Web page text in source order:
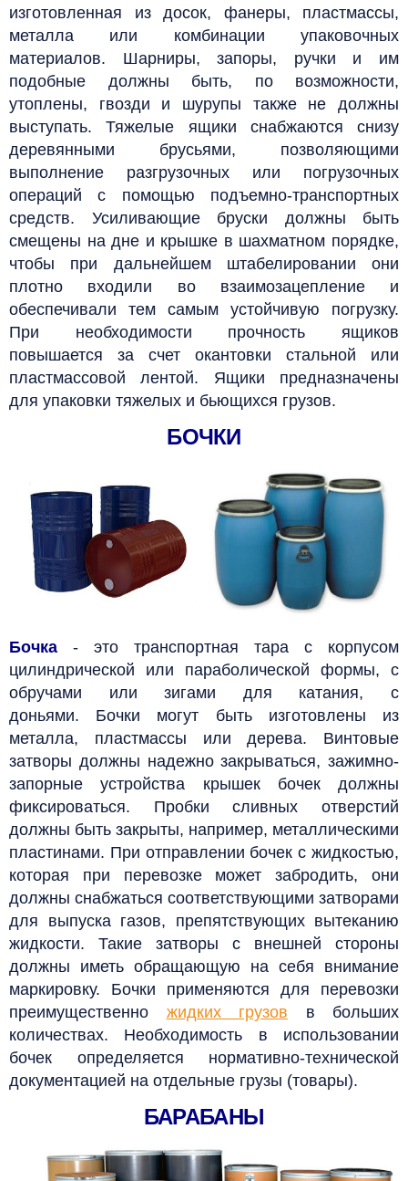
изготовленная из досок, фанеры, пластмассы,
металла или комбинации упаковочных
материалов. Шарниры, запоры, ручки и им
подобные должны быть, по возможности,
утоплены, гвозди и шурупы также не должны
выступать. Тяжелые ящики снабжаются снизу
деревянными брусьями, позволяющими
выполнение разгрузочных или погрузочных
операций с помощью подъемно-транспортных
средств. Усиливающие бруски должны быть
смещены на дне и крышке в шахматном порядке,
чтобы при дальнейшем штабелировании они
плотно входили во взаимозацепление и
обеспечивали тем самым устойчивую погрузку.
При необходимости прочность ящиков
повышается за счет окантовки стальной или
пластмассовой лентой. Ящики предназначены
для упаковки тяжелых и бьющихся грузов.
БОЧКИ
Бочка - это транспортная тара с корпусом
цилиндрической или параболической формы, с
обручами или зигами для катания, с
доньями. Бочки могут быть изготовлены из
металла, пластмассы или дерева. Винтовые
затворы должны надежно закрываться, зажимно-
запорные устройства крышек бочек должны
фиксироваться. Пробки сливных отверстий
должны быть закрыты, например, металлическими
пластинами. При отправлении бочек с жидкостью,
которая при перевозке может забродить, они
должны снабжаться соответствующими затворами
для выпуска газов, препятствующих вытеканию
жидкости. Такие затворы с внешней стороны
должны иметь обращающую на себя внимание
маркировку.
Бочки применяются для перевозки
преимущественно жидких грузов в больших
количествах. Необходимость в использовании
бочек определяется нормативно-технической
документацией на отдельные грузы (товары).
БАРАБАНЫ